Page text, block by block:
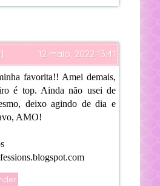
12 maio, 2022 13:41
favorita!! Amei demais,
é top. Ainda não usei de
deixo agindo de dia e
AMO!